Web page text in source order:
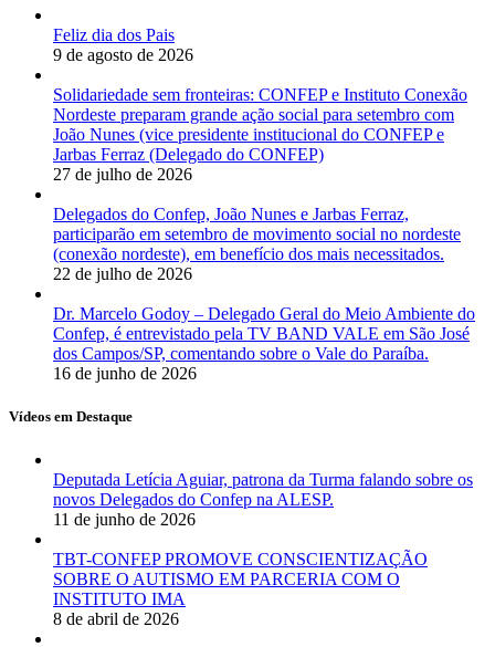
Feliz dia dos Pais
9 de agosto de 2026
Solidariedade sem fronteiras: CONFEP e Instituto Conexão
Nordeste preparam grande ação social para setembro com
João Nunes (vice presidente institucional do CONFEP e
Jarbas Ferraz (Delegado do CONFEP)
27 de julho de 2026
Delegados do Confep, João Nunes e Jarbas Ferraz,
participarão em setembro de movimento social no nordeste
(conexão nordeste), em benefício dos mais necessitados.
22 de julho de 2026
Dr. Marcelo Godoy – Delegado Geral do Meio Ambiente do
Confep, é entrevistado pela TV BAND VALE em São José
dos Campos/SP, comentando sobre o Vale do Paraíba.
16 de junho de 2026
Vídeos em Destaque
Deputada Letícia Aguiar, patrona da Turma falando sobre os
novos Delegados do Confep na ALESP.
11 de junho de 2026
TBT-CONFEP PROMOVE CONSCIENTIZAÇÃO
SOBRE O AUTISMO EM PARCERIA COM O
INSTITUTO IMA
8 de abril de 2026